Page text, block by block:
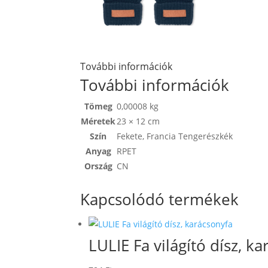
További információk
További információk
Tömeg 0,00008 kg
Méretek23 × 12 cm
Szín
Fekete, Francia Tengerészkék
Anyag RPET
Ország CN
Kapcsolódó termékek
LULIE Fa világító dísz,